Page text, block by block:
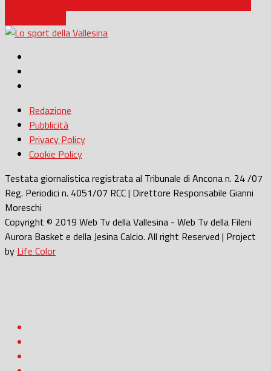
Redazione
Pubblicità
Privacy Policy
Cookie Policy
Testata giornalistica registrata al Tribunale di Ancona n. 24 /07
Reg. Periodici n. 4051/07 RCC | Direttore Responsabile Gianni
Moreschi
Copyright © 2019 Web Tv della Vallesina - Web Tv della Fileni
Aurora Basket e della Jesina Calcio. All right Reserved | Project
by Life Color